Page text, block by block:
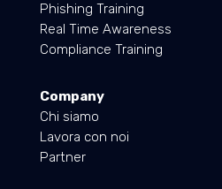
Phishing Training
Real Time Awareness
Compliance Training
Company
Chi siamo
Lavora con noi
Partner